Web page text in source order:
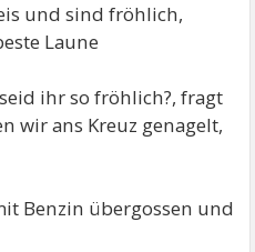
und sind fröhlich,
Laune
ihr so fröhlich?, fragt
wir ans Kreuz genagelt,
Benzin übergossen und